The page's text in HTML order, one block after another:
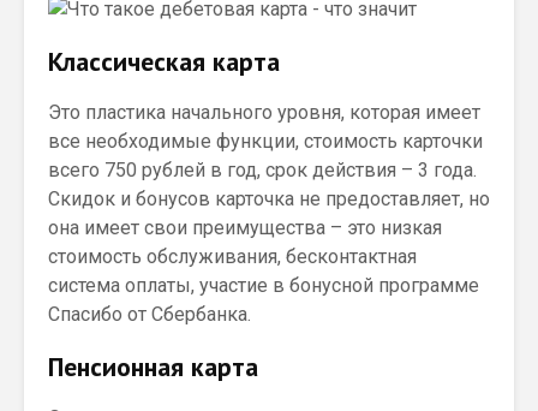
Классическая карта
Это пластика начального уровня, которая имеет
все необходимые функции, стоимость карточки
всего 750 рублей в год, срок действия – 3 года.
Скидок и бонусов карточка не предоставляет, но
она имеет свои преимущества – это низкая
стоимость обслуживания, бесконтактная
система оплаты, участие в бонусной программе
Спасибо от Сбербанка.
Пенсионная карта